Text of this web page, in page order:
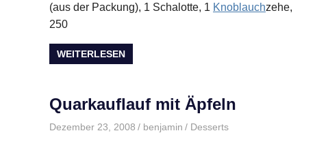
(aus der Packung), 1 Schalotte, 1 Knoblauchzehe,
250
WEITERLESEN
Quarkauflauf mit Äpfeln
Dezember 23, 2008 benjamin Desserts